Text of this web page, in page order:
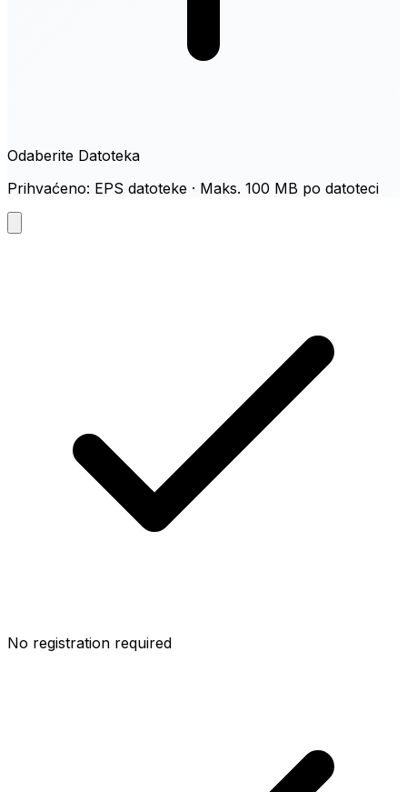
Odaberite Datoteka
Prihvaćeno: EPS datoteke · Maks. 100 MB po datoteci
No registration required